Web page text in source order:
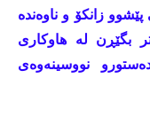
پێشوو زانكۆ و ناوەندە
بگێڕن لە هاوكاری
نووسینەوەی